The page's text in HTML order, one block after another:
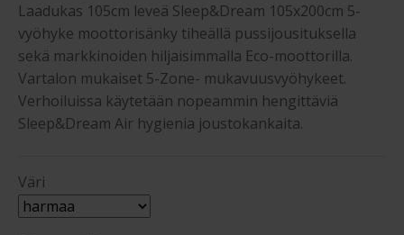
Laadukas 105cm leveä Sleep&Dream 105x200cm 5-
vyöhyke moottorisänky tiheällä pussijousituksella
sekä markkinoiden hiljaisimmalla Eco-moottorilla.
Vartalon mukaiset 5-Zone- mukavuusvyöhykeet.
Verhoiluissa käytetään nopeammin hengittäviä
Sleep&Dream Air hygienia joustokankaita.
Väri